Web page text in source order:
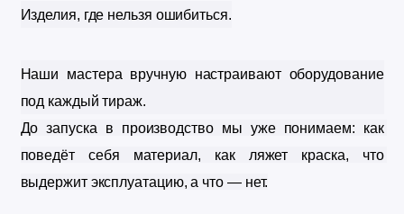
Изделия, где нельзя ошибиться.
Наши мастера вручную настраивают оборудование
под каждый тираж.
До запуска в производство мы уже понимаем: как
поведёт себя материал, как ляжет краска, что
выдержит эксплуатацию, а что — нет.